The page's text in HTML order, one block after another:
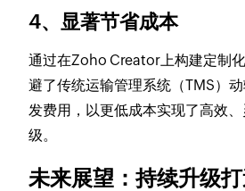
4、显著节省成本
通过在Zoho Creator上构建定制
避了传统运输管理系统（TMS）
发费用，以更低成本实现了高效
级。
未来展望：持续升级